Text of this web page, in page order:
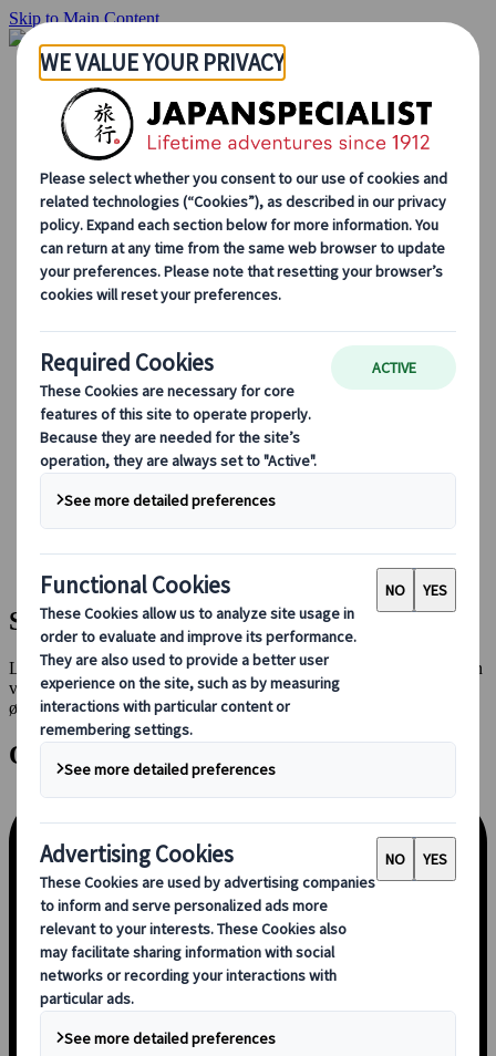
Skip to Main Content
Startside
Rejser
Individuelle rejser
Grupperejser
Kør-selv ferie
Udflugter
Skræddersyede grupperejser
Japan Rail Pass
Sådan arbejder vi
Om os
Vores team
Bliv en del af vores team
Sæsonbestemte rejsetips
Hovedattraktioner
Kulturelle indsigter
Kulinariske oplevelser
Opdag Japan i tog
Ofte stillede spørgsmål
Vigtige oplysninger
Etikette i Japan
Bilkørsel i Japan
Booking hos os
Japan Rail Pass
Indkvartering
Online rejserådgivning
Sådan kommer du i gang
Lad os sammensætte din rejseplan på en måde, der passer dig, enten
via et onlinemøde med en konsulent eller ved at sende os dine
ønsker ved hjælp af vores forespørgselsformular.
Onlinemøde